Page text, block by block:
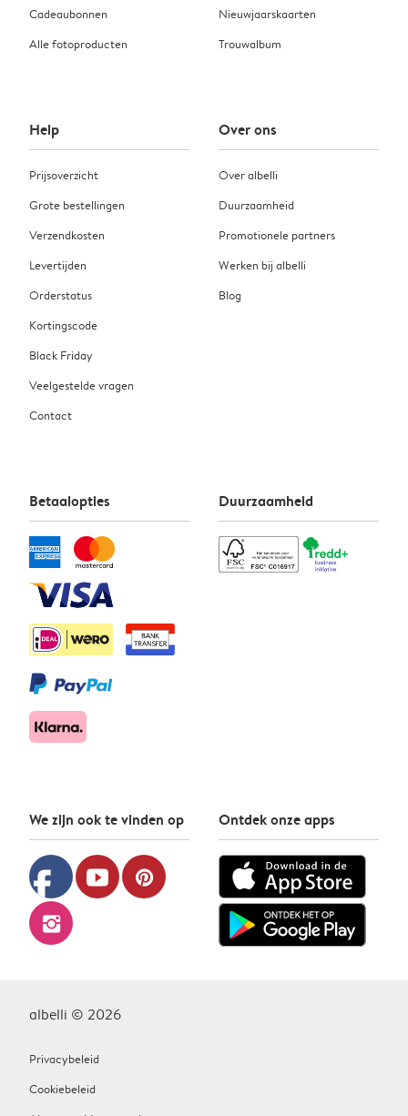
Cadeaubonnen
Alle fotoproducten
Nieuwjaarskaarten
Trouwalbum
Help
Prijsoverzicht
Grote bestellingen
Verzendkosten
Levertijden
Orderstatus
Kortingscode
Black Friday
Veelgestelde vragen
Contact
Over ons
Over albelli
Duurzaamheid
Promotionele partners
Werken bij albelli
Blog
Betaalopties Duurzaamheid
We zijn ook te vinden op
facebook youtube pinterest
instagram
Ontdek onze apps
albelli © 2026
Privacybeleid
Cookiebeleid